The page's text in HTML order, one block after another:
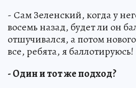
- Сам Зеленский, когда у
восемь назад, будет ли он
отшучивался, а потом
все, ребята, я баллотируюсь!
- Один и тот же подход?